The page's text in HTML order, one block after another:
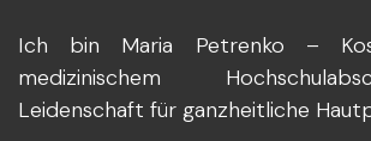
Ich bin Maria Petrenko –
medizinischem
Leidenschaft für ganzheitliche